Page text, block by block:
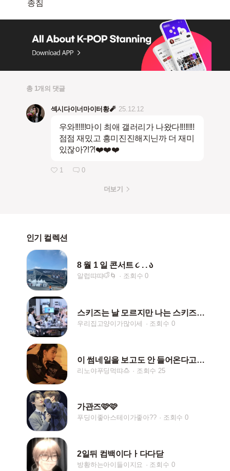
총 1개의 댓글
섹시다이너마이터황🧨 25.12.12
우와!!!!!!마이 최애 갤러리가 나왔다!!!!!!!!
점점 재밌고 흥미진진해지닌까 더 재미
있잖아?!?!❤️❤️❤️
1 0
더보기
인기 컬렉션
8 월 1 일 콘서트 ૮ . . ა
알럽땨땨🐶ᩚ🌀 조회수 0
스키즈는 날 모르지만 나는 스키즈를 안다♡
우리집고양이가많이세 조회수 0
이 썸네일을 보고도 안 들어온다고???
리노야푸딩먹땨🍮 조회수 25
가관즈🩷🩷
푸딩이좋아스테이가좋아?? 조회수 0
2일뒤 컴백이다ㅏ다다닫
방황하는아이들이지요 조회수 0